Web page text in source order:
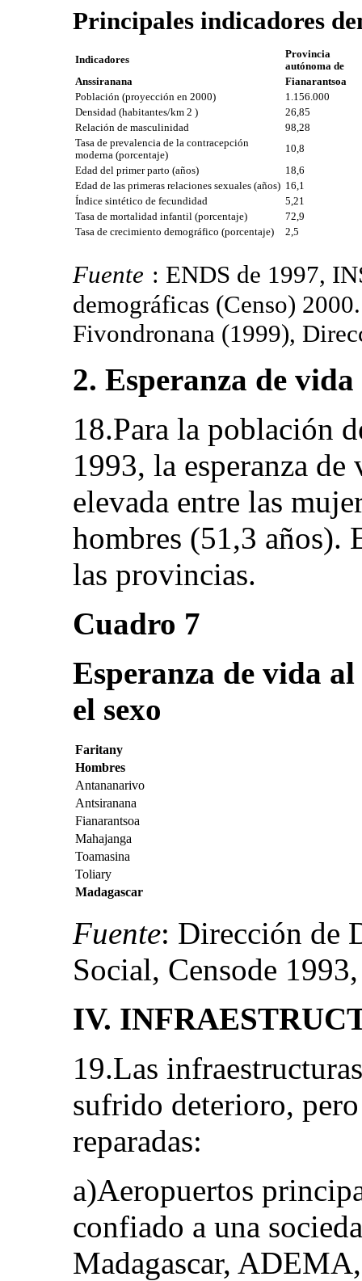
Principales indicadores
Indicadores
Provincia
autónoma de
Anssiranana
Fianarantsoa
Población (proyección en 2000)
1.156.000
Densidad (habitantes/km 2 )
26,85
Relación de masculinidad
98,28
Tasa de prevalencia de la contracepción
moderna (porcentaje)
10,8
Edad del primer parto (años)
18,6
Edad de las primeras relaciones sexuales (años) 16,1
Índice sintético de fecundidad
5,21
Tasa de mortalidad infantil (porcentaje)
72,9
Tasa de crecimiento demográfico (porcentaje)
2,5
Fuente : ENDS de 1997,
demográficas (Censo)
Fivondronana (1999),
2. Esperanza de vida
18.Para la población
1993, la esperanza de
elevada entre las
hombres (51,3 años).
las provincias.
Cuadro 7
Esperanza de vida
el sexo
Faritany
Hombres
Antananarivo
Antsiranana
Fianarantsoa
Mahajanga
Toamasina
Toliary
Madagascar
Fuente: Dirección de
Social, Censode
IV.
19.Las
sufrido deterioro,
reparadas:
a)Aeropuertos
confiado a una
Madagascar,